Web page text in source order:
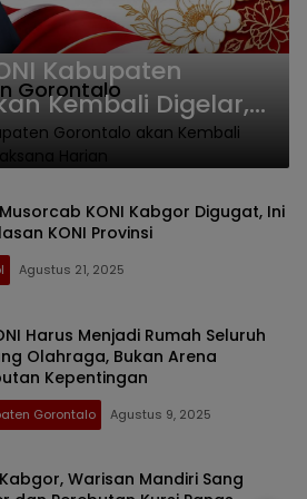
Gorontalo
Kabupaten
Kembali Digelar,
Harian
KONI Kabgor Digugat, Ini
KONI Provinsi
Agustus 21, 2025
Harus Menjadi Rumah Seluruh
Olahraga, Bukan Arena
Kepentingan
Gorontalo Agustus 9, 2025
Warisan Mandiri Sang